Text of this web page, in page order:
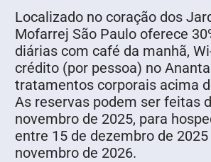
Localizado no coração dos
Mofarrej São Paulo oferece
diárias com café da manhã,
crédito (por pessoa) no
tratamentos corporais acima
As reservas podem ser feitas
novembro de 2025, para
entre 15 de dezembro de 2025
novembro de 2026.